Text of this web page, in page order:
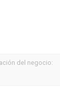
del negocio: